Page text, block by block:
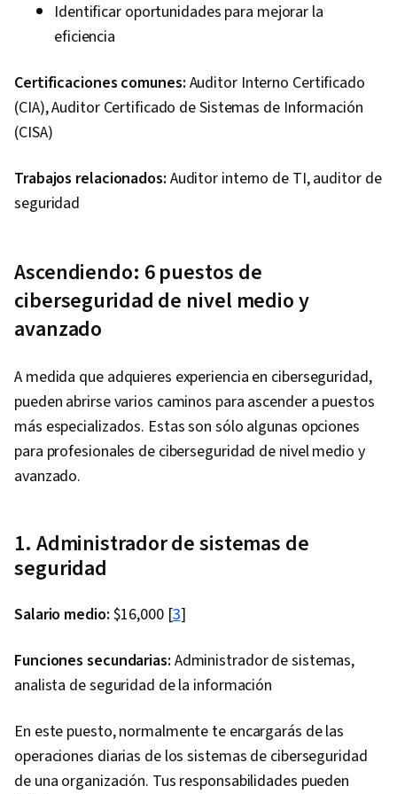
Identificar oportunidades para mejorar la
eficiencia
Certificaciones comunes: Auditor Interno Certificado
(CIA), Auditor Certificado de Sistemas de Información
(CISA)
Trabajos relacionados: Auditor interno de TI, auditor de
seguridad
Ascendiendo: 6 puestos de
ciberseguridad de nivel medio y
avanzado
A medida que adquieres experiencia en ciberseguridad,
pueden abrirse varios caminos para ascender a puestos
más especializados. Estas son sólo algunas opciones
para profesionales de ciberseguridad de nivel medio y
avanzado.
1. Administrador de sistemas de
seguridad
Salario medio: $16,000 [3]
Funciones secundarias: Administrador de sistemas,
analista de seguridad de la información
En este puesto, normalmente te encargarás de las
operaciones diarias de los sistemas de ciberseguridad
de una organización. Tus responsabilidades pueden